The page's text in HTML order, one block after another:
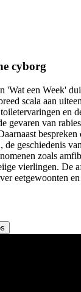
cyborg
'Wat een Week'
scala aan
en
gevaren van
bespreken
geschiedenis
zoals
vierlingen. De
eetgewoonten